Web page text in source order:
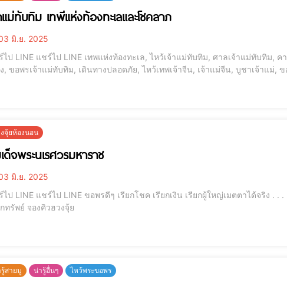
แม่ทับทิม เทพีแห่งท้องทะเลและโชคลาภ
มิ.ย. 2025
ะเล, ไหว้เจ้าแม่ทับทิม, ศาลเจ้าแม่ทับทิม, คาถาบูชาเจ้าแม่ทับทิม, เทพเจ้าจีน, เจ้าแม่มาจู่, เทพ
, ขอพรเจ้าแม่ทับทิม, เดินทางปลอดภัย, ไหว้เทพเจ้าจีน, เจ้าแม่จีน, บูชาเจ้าแม่,
จุ้ยห้องนอน
ด็จพระนเรศวรมหาราช
มิ.ย. 2025
โชค เรียกเงิน เรียกผู้ใหญ่เมตตาได้จริง . . . . . . . . . โมบายฮวงจุ้ย รุ่นเงินไหลมา กระเป๋าสตางค์
เรียกทรัพย์ จองคิวฮวงจุ้ย
สายมู น่ารู้อื่นๆ ไหว้พระขอพร